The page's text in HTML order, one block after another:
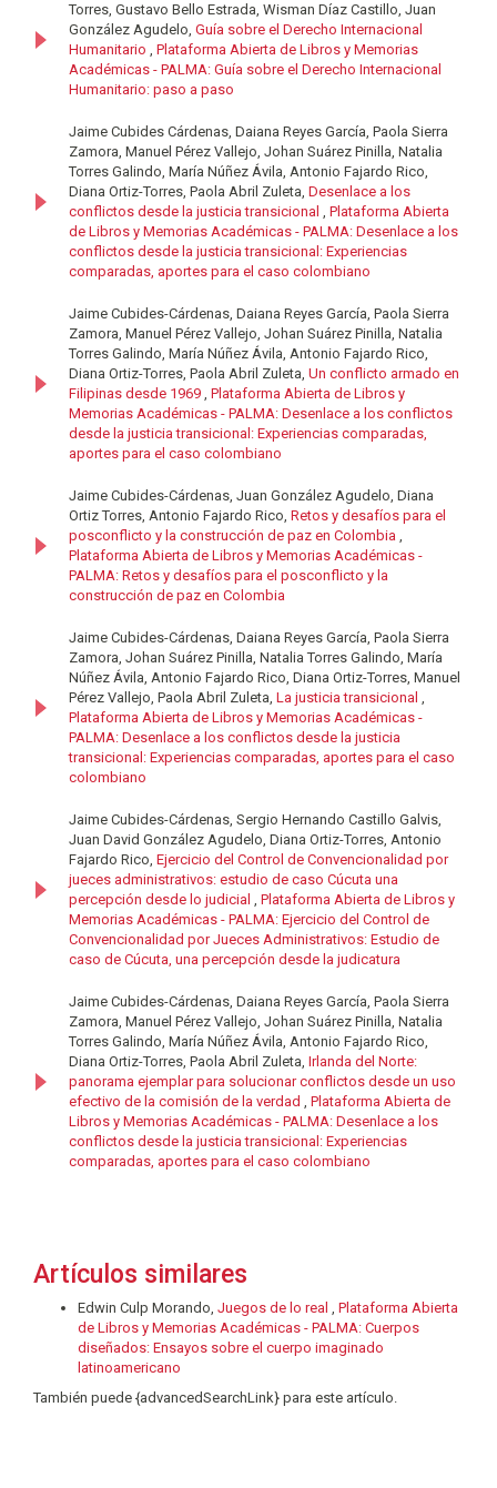
Torres, Gustavo Bello Estrada, Wisman Díaz Castillo, Juan
González Agudelo, Guía sobre el Derecho Internacional
Humanitario , Plataforma Abierta de Libros y Memorias
Académicas - PALMA: Guía sobre el Derecho Internacional
Humanitario: paso a paso
Jaime Cubides Cárdenas, Daiana Reyes García, Paola Sierra
Zamora, Manuel Pérez Vallejo, Johan Suárez Pinilla, Natalia
Torres Galindo, María Núñez Ávila, Antonio Fajardo Rico,
Diana Ortiz-Torres, Paola Abril Zuleta, Desenlace a los
conflictos desde la justicia transicional , Plataforma Abierta
de Libros y Memorias Académicas - PALMA: Desenlace a los
conflictos desde la justicia transicional: Experiencias
comparadas, aportes para el caso colombiano
Jaime Cubides-Cárdenas, Daiana Reyes García, Paola Sierra
Zamora, Manuel Pérez Vallejo, Johan Suárez Pinilla, Natalia
Torres Galindo, María Núñez Ávila, Antonio Fajardo Rico,
Diana Ortiz-Torres, Paola Abril Zuleta, Un conflicto armado en
Filipinas desde 1969 , Plataforma Abierta de Libros y
Memorias Académicas - PALMA: Desenlace a los conflictos
desde la justicia transicional: Experiencias comparadas,
aportes para el caso colombiano
Jaime Cubides-Cárdenas, Juan González Agudelo, Diana
Ortiz Torres, Antonio Fajardo Rico, Retos y desafíos para el
posconflicto y la construcción de paz en Colombia ,
Plataforma Abierta de Libros y Memorias Académicas -
PALMA: Retos y desafíos para el posconflicto y la
construcción de paz en Colombia
Jaime Cubides-Cárdenas, Daiana Reyes García, Paola Sierra
Zamora, Johan Suárez Pinilla, Natalia Torres Galindo, María
Núñez Ávila, Antonio Fajardo Rico, Diana Ortiz-Torres, Manuel
Pérez Vallejo, Paola Abril Zuleta, La justicia transicional ,
Plataforma Abierta de Libros y Memorias Académicas -
PALMA: Desenlace a los conflictos desde la justicia
transicional: Experiencias comparadas, aportes para el caso
colombiano
Jaime Cubides-Cárdenas, Sergio Hernando Castillo Galvis,
Juan David González Agudelo, Diana Ortiz-Torres, Antonio
Fajardo Rico, Ejercicio del Control de Convencionalidad por
jueces administrativos: estudio de caso Cúcuta una
percepción desde lo judicial , Plataforma Abierta de Libros y
Memorias Académicas - PALMA: Ejercicio del Control de
Convencionalidad por Jueces Administrativos: Estudio de
caso de Cúcuta, una percepción desde la judicatura
Jaime Cubides-Cárdenas, Daiana Reyes García, Paola Sierra
Zamora, Manuel Pérez Vallejo, Johan Suárez Pinilla, Natalia
Torres Galindo, María Núñez Ávila, Antonio Fajardo Rico,
Diana Ortiz-Torres, Paola Abril Zuleta, Irlanda del Norte:
panorama ejemplar para solucionar conflictos desde un uso
efectivo de la comisión de la verdad , Plataforma Abierta de
Libros y Memorias Académicas - PALMA: Desenlace a los
conflictos desde la justicia transicional: Experiencias
comparadas, aportes para el caso colombiano
Artículos similares
Edwin Culp Morando, Juegos de lo real , Plataforma Abierta
de Libros y Memorias Académicas - PALMA: Cuerpos
diseñados: Ensayos sobre el cuerpo imaginado
latinoamericano
También puede {advancedSearchLink} para este artículo.